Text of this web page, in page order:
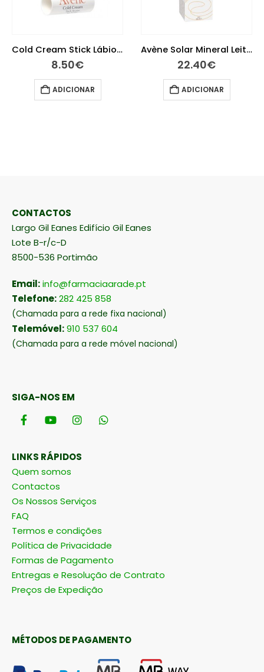
Cold Cream Stick Lábios Nutrição 4 gramas
8.50€
ADICIONAR
Avène Solar Mineral Leite 50+ 100 ml
22.40€
ADICIONAR
CONTACTOS
Largo Gil Eanes Edifício Gil Eanes
Lote B-r/c-D
8500-536 Portimão
Email:info@farmaciaarade.pt
Telefone:282 425 858
(Chamada para a rede fixa nacional)
Telemóvel:910 537 604
(Chamada para a rede móvel nacional)
SIGA-NOS EM
LINKS RÁPIDOS
Quem somos
Contactos
Os Nossos Serviços
FAQ
Termos e condições
Política de Privacidade
Formas de Pagamento
Entregas e Resolução de Contrato
Preços de Expedição
MÉTODOS DE PAGAMENTO